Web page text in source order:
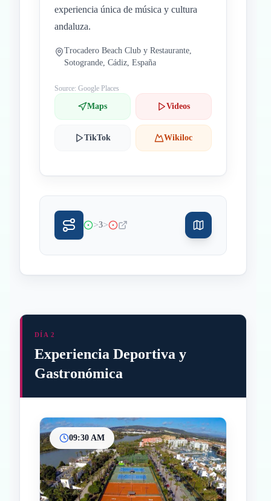
experiencia única de música y cultura
andaluza.
Trocadero Beach Club y Restaurante,
Sotogrande, Cádiz, España
Source: Google Places
Maps Videos
TikTok Wikiloc
>3>
InicioParadas intermedias
Final
DÍA 2
Experiencia Deportiva y
Gastronómica
09:30 AM